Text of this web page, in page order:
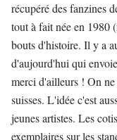
récupéré des fanzines
tout à fait née en 1980
bouts d'histoire. Il y a
d'aujourd'hui qui
merci d'ailleurs ! On ne
suisses. L'idée c'est
jeunes artistes. Les
exemplaires sur les